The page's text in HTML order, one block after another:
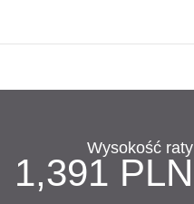
Wysokość raty
1,391 PLN